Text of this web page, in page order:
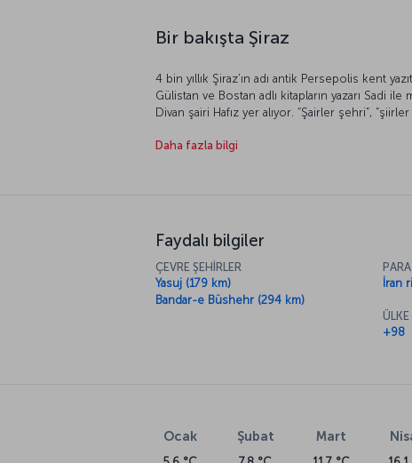
Bir bakışta Şiraz
4 bin yıllık Şiraz’ın adı antik Persepolis kent
Gülistan ve Bostan adlı kitapların yazarı Sadi
Divan şairi Hafız yer alıyor. “Şairler şehri”,
Daha fazla bilgi
Faydalı bilgiler
ÇEVRE ŞEHİRLER
Yasuj (179 km)
Bandar-e Büshehr (294 km)
İran
+98
Ocak Şubat Mart